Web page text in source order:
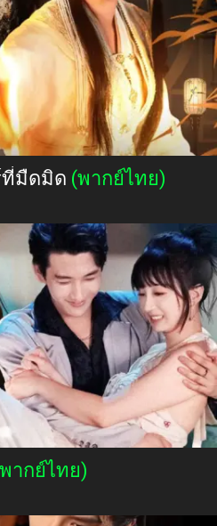
ที่มืดมิด (พากย์ไทย)
ากย์ไทย)